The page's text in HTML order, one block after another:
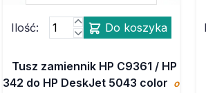
Ilość: Do koszyka
Tusz zamiennik HP C9361 / HP
342 do HP DeskJet 5043 color
o